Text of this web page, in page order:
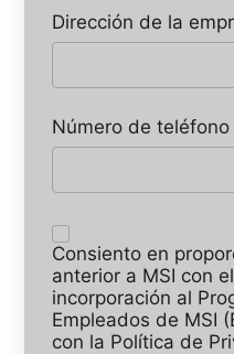
Dirección de la
Número de
Consiento en
anterior a MSI con
incorporación al
Empleados de MSI
con la Política de